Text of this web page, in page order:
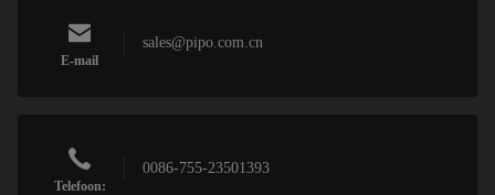
E-mail
sales@pipo.com.cn
Telefoon:
0086-755-23501393